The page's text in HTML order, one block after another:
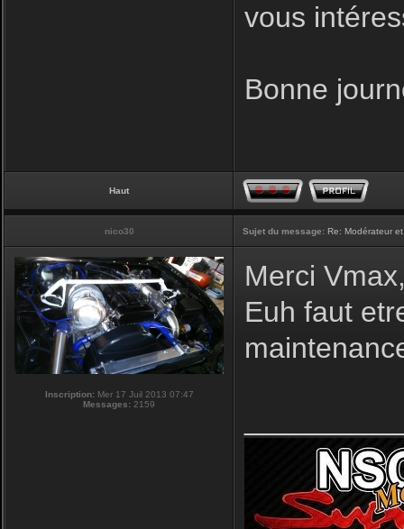
vous
Bonne
Haut
nico30 Sujet du message: Re: Modérateur
Inscription:Mer 17 Juil 2013 07:47
Messages: 2159
Merci
Euh faut